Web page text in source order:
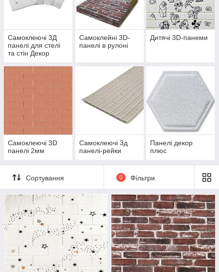
Самоклеючі 3Д
панелі для стелі
та стін Декор
Самоклейні 3D-
панелі в рулоні
Дитячі 3D-панеми
Самоклеючі 3D
панелі 2мм
Самоклеючі 3д
панелі-рейки
Панелі декор
плюс
Сортування 0 Фільтри